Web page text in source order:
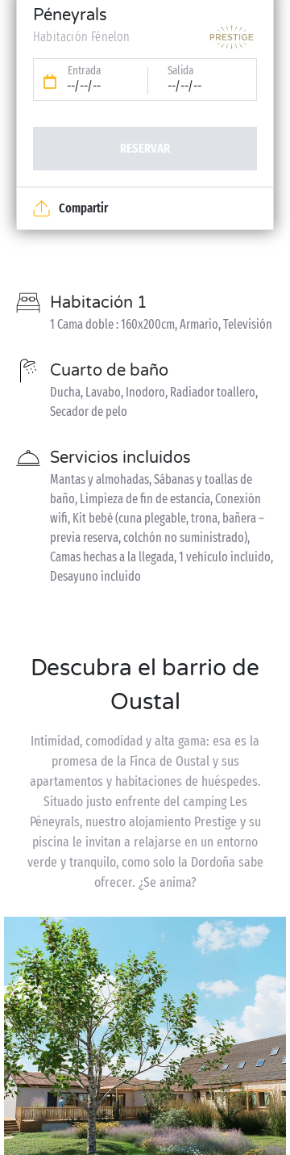
Péneyrals
Habitación Fénelon
Entrada
--/--/--
Salida
--/--/--
RESERVAR
Compartir
Habitación 1
1 Cama doble : 160x200cm, Armario, Televisión
Cuarto de baño
Ducha, Lavabo, Inodoro, Radiador toallero,
Secador de pelo
Servicios incluidos
Mantas y almohadas, Sábanas y toallas de
baño, Limpieza de fin de estancia, Conexión
wifi, Kit bebé (cuna plegable, trona, bañera –
previa reserva, colchón no suministrado),
Camas hechas a la llegada, 1 vehículo incluido,
Desayuno incluido
Descubra el barrio de
Oustal
Intimidad, comodidad y alta gama: esa es la
promesa de la Finca de Oustal y sus
apartamentos y habitaciones de huéspedes.
Situado justo enfrente del camping Les
Péneyrals, nuestro alojamiento Prestige y su
piscina le invitan a relajarse en un entorno
verde y tranquilo, como solo la Dordoña sabe
ofrecer. ¿Se anima?